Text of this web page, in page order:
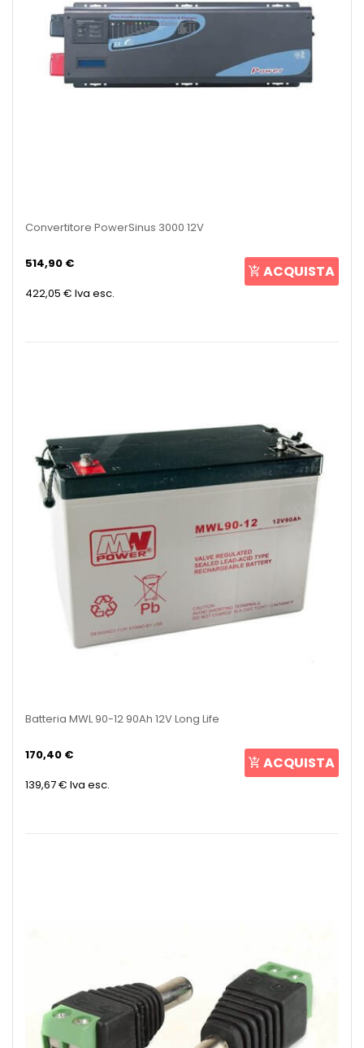
Convertitore PowerSinus 3000 12V
514,90 €
422,05 € Iva esc.
ACQUISTA
Batteria MWL 90-12 90Ah 12V Long Life
170,40 €
139,67 € Iva esc.
ACQUISTA